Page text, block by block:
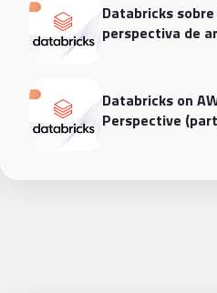
Databricks sobre
perspectiva de
Databricks on
Perspective